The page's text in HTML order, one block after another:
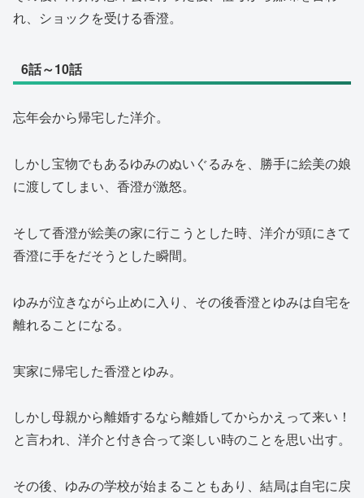
れ、ショックを受ける香澄。
6話～10話
忘年会から帰宅した洋介。
しかし宝物でもあるゆみのぬいぐるみを、勝手に絵美の娘
に渡してしまい、香澄が激怒。
そして香澄が絵美の家に行こうとした時、洋介が頭にきて
香澄に手をだそうとした瞬間。
ゆみが泣きながら止めに入り、その後香澄とゆみは自宅を
離れることになる。
実家に帰宅した香澄とゆみ。
しかし母親から離婚するなら離婚してからかえって来い！
と言われ、洋介と付き合って楽しい時のことを思い出す。
その後、ゆみの学校が始まることもあり、結局は自宅に戻